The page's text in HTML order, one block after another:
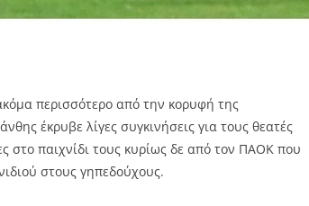
περισσότερο από την κορυφή της
έκρυβε λίγες συγκινήσεις για τους θεατές
στο παιχνίδι τους κυρίως δε από τον ΠΑΟΚ που
στους γηπεδούχους.